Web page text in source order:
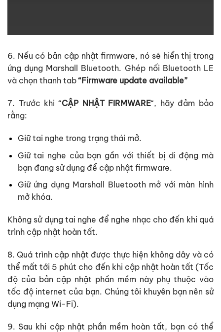
6. Nếu có bản cập nhật firmware, nó sẽ hiển thị trong
ứng dụng Marshall Bluetooth. Ghép nối Bluetooth LE
và chọn thanh tab“Firmware update available”
7. Trước khi “CẬP NHẬT FIRMWARE“, hãy đảm bảo
rằng:
Giữ tai nghe trong trạng thái mở.
Giữ tai nghe của bạn gần với thiết bị di động mà
bạn đang sử dụng để cập nhật firmware.
Giữ ứng dụng Marshall Bluetooth mở với màn hình
mở khóa.
Không sử dụng tai nghe để nghe nhạc cho đến khi quá
trình cập nhật hoàn tất.
8. Quá trình cập nhật được thực hiện không dây và có
thể mất tới 5 phút cho đến khi cập nhật hoàn tất (Tốc
độ của bản cập nhật phần mềm này phụ thuộc vào
tốc độ internet của bạn. Chúng tôi khuyên bạn nên sử
dụng mạng Wi-Fi).
9. Sau khi cập nhật phần mềm hoàn tất, bạn có thể